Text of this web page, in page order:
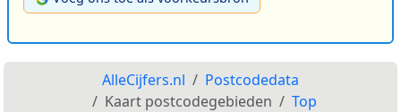
AlleCijfers.nl
Postcodedata
Kaart postcodegebieden
Top